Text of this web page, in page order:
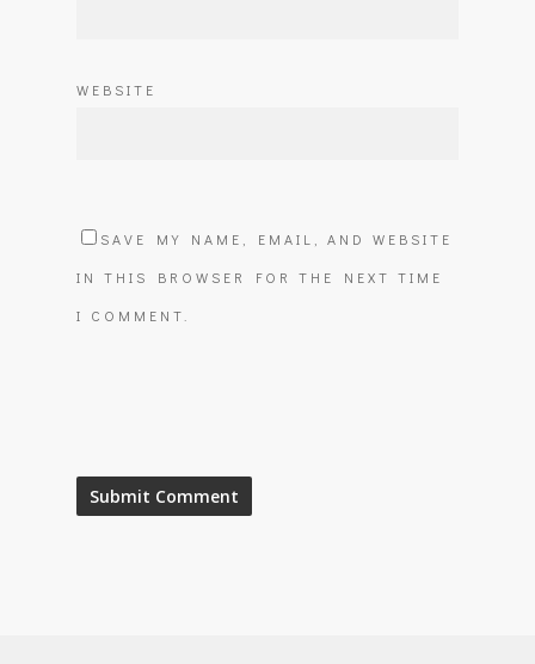
WEBSITE
SAVE MY NAME, EMAIL, AND WEBSITE
IN THIS BROWSER FOR THE NEXT TIME
I COMMENT.